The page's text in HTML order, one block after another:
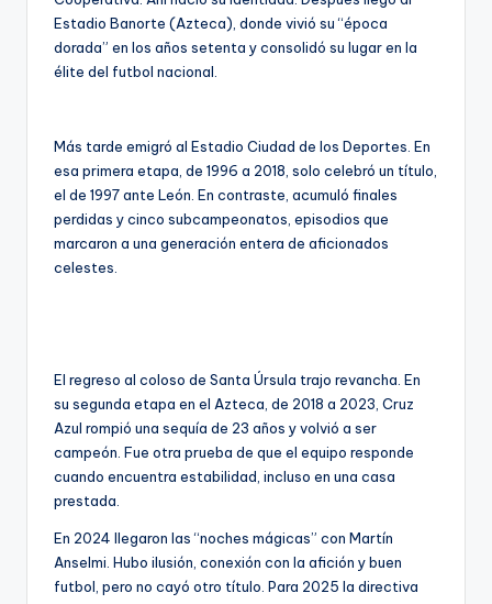
Estadio Banorte (Azteca), donde vivió su “época
dorada” en los años setenta y consolidó su lugar en la
élite del futbol nacional.
Más tarde emigró al Estadio Ciudad de los Deportes. En
esa primera etapa, de 1996 a 2018, solo celebró un título,
el de 1997 ante León. En contraste, acumuló finales
perdidas y cinco subcampeonatos, episodios que
marcaron a una generación entera de aficionados
celestes.
El regreso al coloso de Santa Úrsula trajo revancha. En
su segunda etapa en el Azteca, de 2018 a 2023, Cruz
Azul rompió una sequía de 23 años y volvió a ser
campeón. Fue otra prueba de que el equipo responde
cuando encuentra estabilidad, incluso en una casa
prestada.
En 2024 llegaron las “noches mágicas” con Martín
Anselmi. Hubo ilusión, conexión con la afición y buen
futbol, pero no cayó otro título. Para 2025 la directiva